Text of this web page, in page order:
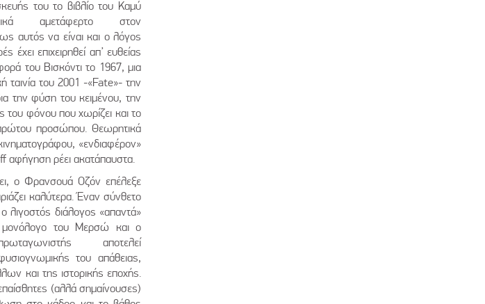
του το βιβλίο του Καμύ
αμετάφερτο στον
αυτός να είναι και ο λόγος
έχει επιχειρηθεί απ’ ευθείας
του Βισκόντι το 1967, μια
ταινία του 2001 -«Fate»- την
την φύση του κειμένου, την
του φόνου που χωρίζει και το
προσώπου. Θεωρητικά
«ενδιαφέρον»
αφήγηση ρέει ακατάπαυστα.
ο Φρανσουά Οζόν επέλεξε
καλύτερα. Έναν σύνθετο
λιγοστός διάλογος «απαντά»
μονόλογο του Μερσώ και ο
αποτελεί
του απάθειας,
και της ιστορικής εποχής.
(αλλά σημαίνουσες)